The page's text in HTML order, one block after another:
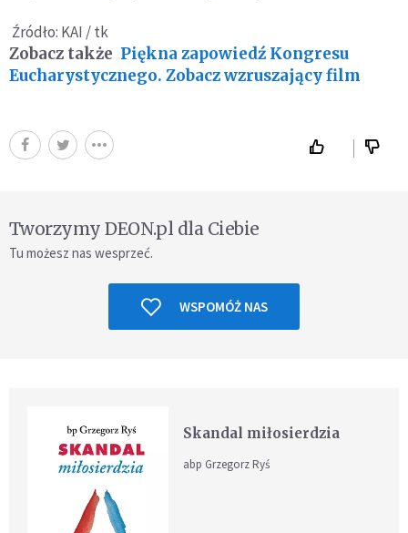
Źródło: KAI / tk
Zobacz także Piękna zapowiedź Kongresu
Eucharystycznego. Zobacz wzruszający film
Tworzymy DEON.pl dla Ciebie
Tu możesz nas wesprzeć.
WSPOMÓŻ NAS
Skandal miłosierdzia
abp Grzegorz Ryś